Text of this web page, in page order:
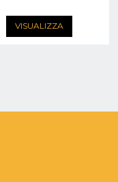
VISUALIZZA